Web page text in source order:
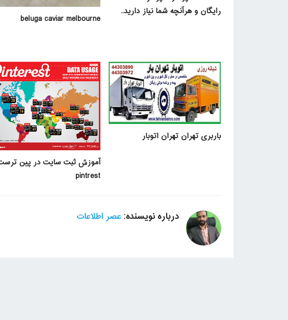
رایگان و هرآنچه شما نیاز دارید..
beluga caviar melbourne
باربری تهران تهران اتوبار
آموزش ثبت سایت در پین
pintrest
درباره نویسنده:عصر اطلاعات